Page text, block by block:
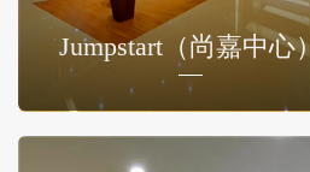
Jumpstart（尚嘉中心）